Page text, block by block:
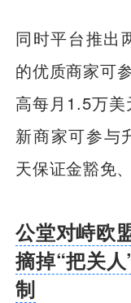
同时平台推出
的优质商家可
高每月1.5万
新商家可参与
天保证金豁免
公堂对峙欧
摘掉“把关
制